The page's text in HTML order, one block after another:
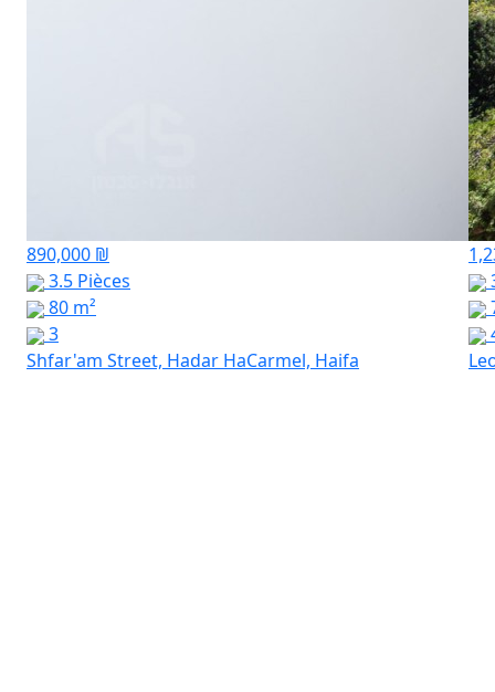
890,000 ₪
3.5 Pièces
80 m²
3
Shfar'am Street, Hadar HaCarmel, Haifa